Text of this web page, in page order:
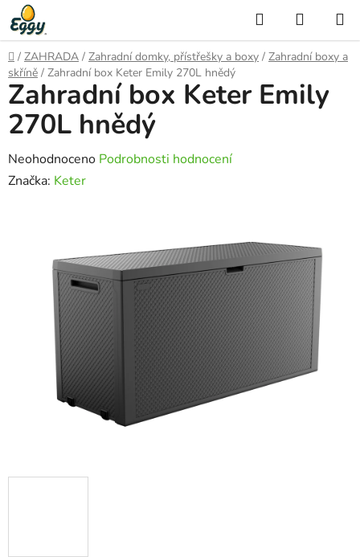
Přejít
na
obsah
Hledat
KOŠÍK
Domů
/ ZAHRADA / Zahradní domky, přístřešky a boxy / Zahradní boxy a
skříně / Zahradní box Keter Emily 270L hnědý
Zahradní box Keter Emily
270L hnědý
Průměrné
hodnocení
hvězdiček.
Neohodnoceno Podrobnosti hodnocení
Značka: Keter